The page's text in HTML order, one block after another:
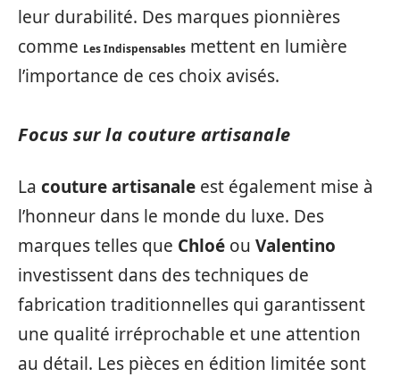
leur durabilité. Des marques pionnières
comme Les Indispensables mettent en lumière
l’importance de ces choix avisés.
Focus sur la couture artisanale
La couture artisanale est également mise à
l’honneur dans le monde du luxe. Des
marques telles que Chloé ou Valentino
investissent dans des techniques de
fabrication traditionnelles qui garantissent
une qualité irréprochable et une attention
au détail. Les pièces en édition limitée sont